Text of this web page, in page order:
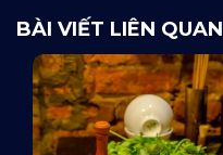
BÀI VIẾT LIÊN QUAN